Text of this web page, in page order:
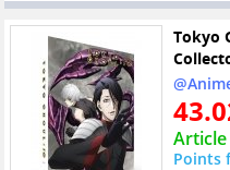
Tokyo
Points